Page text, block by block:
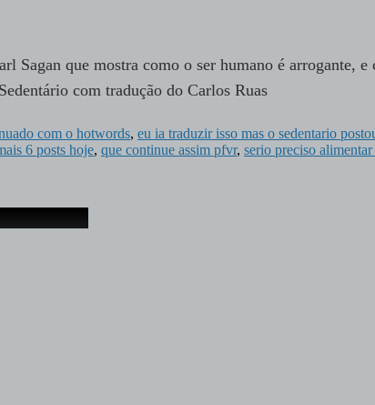
Sagan que mostra como o ser humano é arrogante,
com tradução do Carlos Ruas
com o hotwords, eu ia traduzir isso mas o sedentario
6 posts hoje, que continue assim pfvr, serio preciso